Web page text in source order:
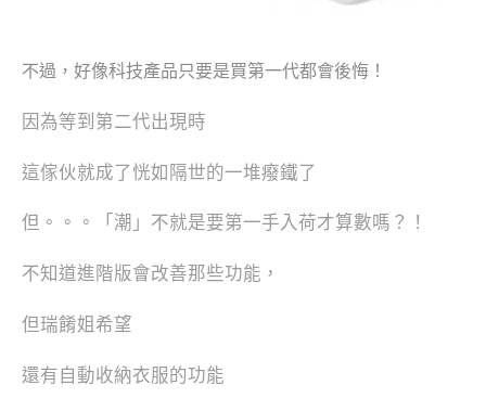
不過，好像科技產品只要是買第一代都會後悔！
因為等到第二代出現時
這傢伙就成了恍如隔世的一堆癈鐵了
但。。。「潮」不就是要第一手入荷才算數嗎？！
不知道進階版會改善那些功能，
但瑞餚姐希望
還有自動收納衣服的功能